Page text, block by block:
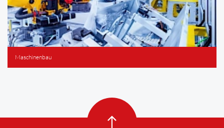
Maschinenbau